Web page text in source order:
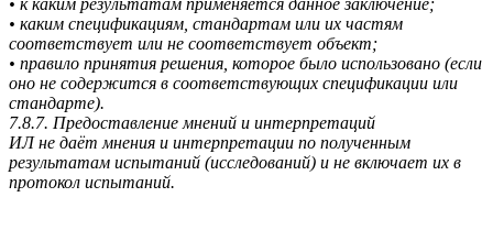
• к каким результатам применяется данное заключение;
• каким спецификациям, стандартам или их частям
соответствует или не соответствует объект;
• правило принятия решения, которое было использовано (если
оно не содержится в соответствующих спецификации или
стандарте).
7.8.7. Предоставление мнений и интерпретаций
ИЛ не даёт мнения и интерпретации по полученным
результатам испытаний (исследований) и не включает их в
протокол испытаний.